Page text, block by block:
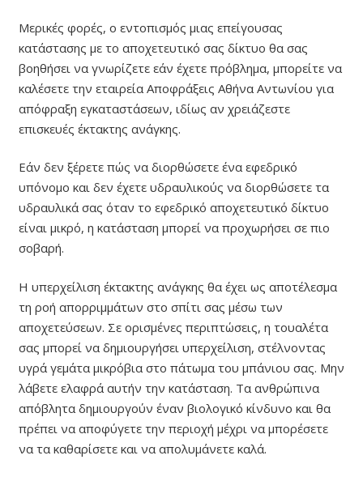
Μερικές φορές, ο εντοπισμός μιας επείγουσας
κατάστασης με το αποχετευτικό σας δίκτυο θα σας
βοηθήσει να γνωρίζετε εάν έχετε πρόβλημα, μπορείτε να
καλέσετε την εταιρεία Αποφράξεις Αθήνα Αντωνίου για
απόφραξη εγκαταστάσεων, ιδίως αν χρειάζεστε
επισκευές έκτακτης ανάγκης.
Εάν δεν ξέρετε πώς να διορθώσετε ένα εφεδρικό
υπόνομο και δεν έχετε υδραυλικούς να διορθώσετε τα
υδραυλικά σας όταν το εφεδρικό αποχετευτικό δίκτυο
είναι μικρό, η κατάσταση μπορεί να προχωρήσει σε πιο
σοβαρή.
Η υπερχείλιση έκτακτης ανάγκης θα έχει ως αποτέλεσμα
τη ροή απορριμμάτων στο σπίτι σας μέσω των
αποχετεύσεων. Σε ορισμένες περιπτώσεις, η τουαλέτα
σας μπορεί να δημιουργήσει υπερχείλιση, στέλνοντας
υγρά γεμάτα μικρόβια στο πάτωμα του μπάνιου σας. Μην
λάβετε ελαφρά αυτήν την κατάσταση. Τα ανθρώπινα
απόβλητα δημιουργούν έναν βιολογικό κίνδυνο και θα
πρέπει να αποφύγετε την περιοχή μέχρι να μπορέσετε
να τα καθαρίσετε και να απολυμάνετε καλά.